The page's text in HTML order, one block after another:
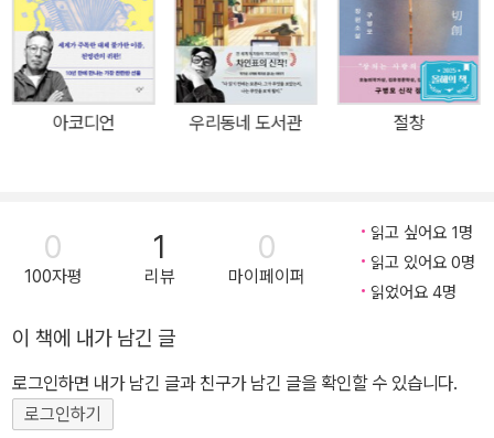
야기꾼이다. 이러한 김영탁 감독이 “마흔이 되는 해에 스스로에게 준
쉼표 같은 사십 일”이었던 첫 장편소설 『곰탕』 집필은 운명적인 일이
아닐 수 없다. 카카오페이지에서 연재를 시작한 이 작품은 50만 독자
가 열광하는 화제작이 되었고, 2018년 아르테에서 출간한 단행본은
장르를 넘나드는 독창적 발상, 뭉근한 그리움이 담긴 미스터리, 술술
에 선보이는 신작 『영수와 0수』와 동시 출간되며, 과거와 미래를 넘
나드는 서사를 SF적 상상력과 다채로운 색채로 표현한 권서영 작가
의 일러스트와 만나 감각적인 디자인으로 거듭났다. "한번 손에 잡으
『곰탕』은, 약불에 오래 푹 고아내야 진정한 맛이 우러나오는 곰탕처
럼 7년이 지난 지금 더욱 깊은 맛을 자랑하는 진국 같은 작품이 되었
다. 타임슬립 SF 미스터리의 흥미진진한 서스펜스와 가족을 향한 그
아코디언 우리동네 도서관 절창
0
100자평
1
리뷰
0
마이페이퍼
읽고 싶어요 1명
읽고 있어요 0명
읽었어요 4명
이 책에 내가 남긴 글
로그인하면 내가 남긴 글과 친구가 남긴 글을 확인할 수 있습니다.
로그인하기